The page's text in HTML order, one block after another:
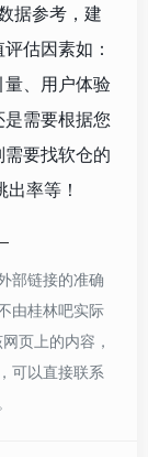
据参考，建
估因素如：
、用户体验
需要根据您
要找软仓的
率等！
部链接的准确
由桂林吧实际
页上的内容，
可以直接联系